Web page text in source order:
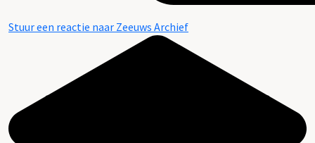
Stuur een reactie naar Zeeuws Archief